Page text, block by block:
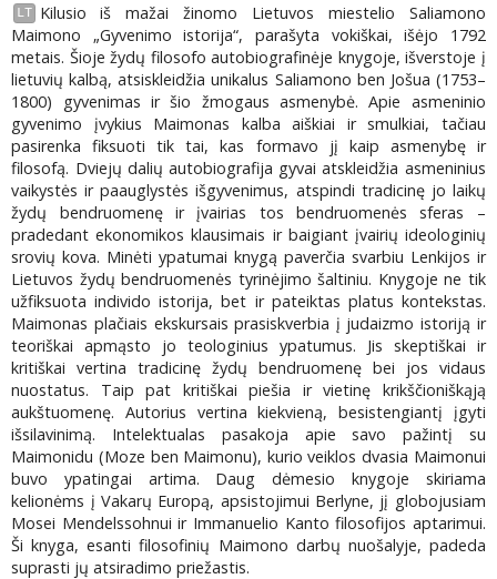
LT
Kilusio iš mažai žinomo Lietuvos miestelio Saliamono
Maimono „Gyvenimo istorija“, parašyta vokiškai, išėjo 1792
metais. Šioje žydų filosofo autobiografinėje knygoje, išverstoje į
lietuvių kalbą, atsiskleidžia unikalus Saliamono ben Jošua (1753–
1800) gyvenimas ir šio žmogaus asmenybė. Apie asmeninio
gyvenimo įvykius Maimonas kalba aiškiai ir smulkiai, tačiau
pasirenka fiksuoti tik tai, kas formavo jį kaip asmenybę ir
filosofą. Dviejų dalių autobiografija gyvai atskleidžia asmeninius
vaikystės ir paauglystės išgyvenimus, atspindi tradicinę jo laikų
žydų bendruomenę ir įvairias tos bendruomenės sferas –
pradedant ekonomikos klausimais ir baigiant įvairių ideologinių
srovių kova. Minėti ypatumai knygą paverčia svarbiu Lenkijos ir
Lietuvos žydų bendruomenės tyrinėjimo šaltiniu. Knygoje ne tik
užfiksuota individo istorija, bet ir pateiktas platus kontekstas.
Maimonas plačiais ekskursais prasiskverbia į judaizmo istoriją ir
teoriškai apmąsto jo teologinius ypatumus. Jis skeptiškai ir
kritiškai vertina tradicinę žydų bendruomenę bei jos vidaus
nuostatus. Taip pat kritiškai piešia ir vietinę krikščioniškąją
aukštuomenę. Autorius vertina kiekvieną, besistengiantį įgyti
išsilavinimą. Intelektualas pasakoja apie savo pažintį su
Maimonidu (Moze ben Maimonu), kurio veiklos dvasia Maimonui
buvo ypatingai artima. Daug dėmesio knygoje skiriama
kelionėms į Vakarų Europą, apsistojimui Berlyne, jį globojusiam
Mosei Mendelssohnui ir Immanuelio Kanto filosofijos aptarimui.
Ši knyga, esanti filosofinių Maimono darbų nuošalyje, padeda
suprasti jų atsiradimo priežastis.